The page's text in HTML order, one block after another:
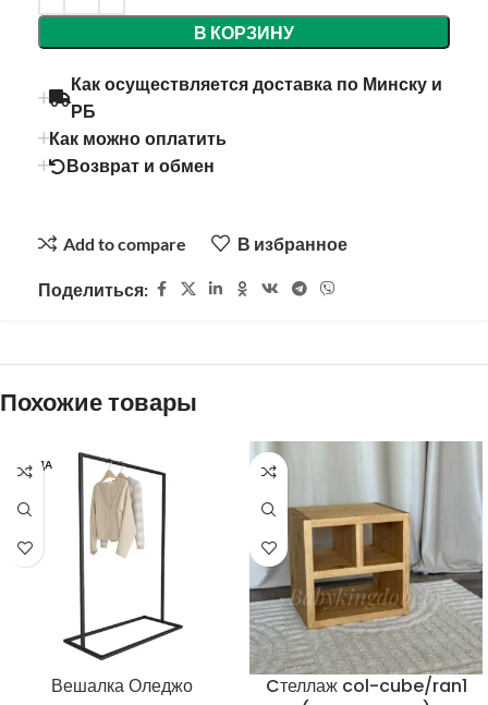
В КОРЗИНУ
Как осуществляется доставка по Минску и
РБ
Как можно оплатить
Возврат и обмен
Add to compare В избранное
Поделиться:
Похожие товары
ПРОДА
НО
Вешалка Оледжо
Cтеллаж col-cube/ran1